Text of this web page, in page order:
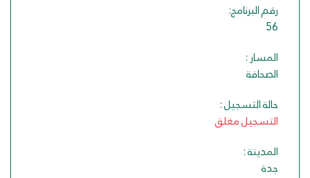
رقم البرنامج:
56
المسار :
الصحافة
حالة التسجيل :
التسجيل مغلق
المدينة :
جدة